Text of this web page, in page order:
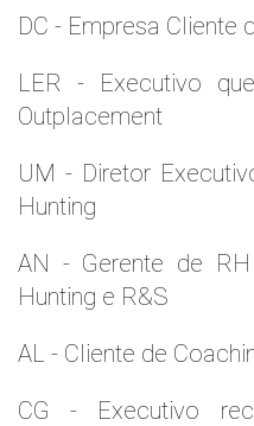
DC - Empresa Cliente
LER - Executivo
Outplacement
UM - Diretor
Hunting
AN - Gerente de
Hunting e R&S
AL - Cliente de
CG - Executivo